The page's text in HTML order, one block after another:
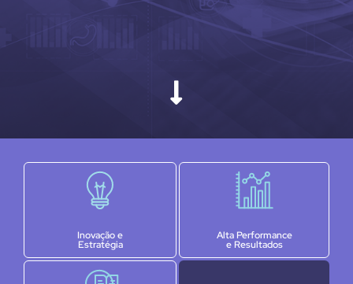
Inovação e
Estratégia
Alta Performance
e Resultados